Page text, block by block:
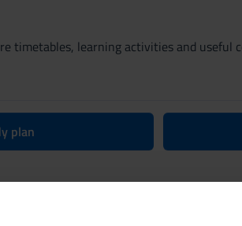
timetables, learning activities and
plan